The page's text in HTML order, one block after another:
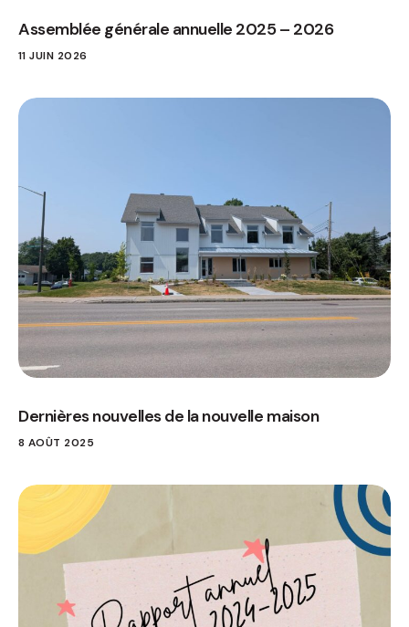
Assemblée générale annuelle 2025 – 2026
11 JUIN 2026
Dernières nouvelles de la nouvelle maison
8 AOÛT 2025